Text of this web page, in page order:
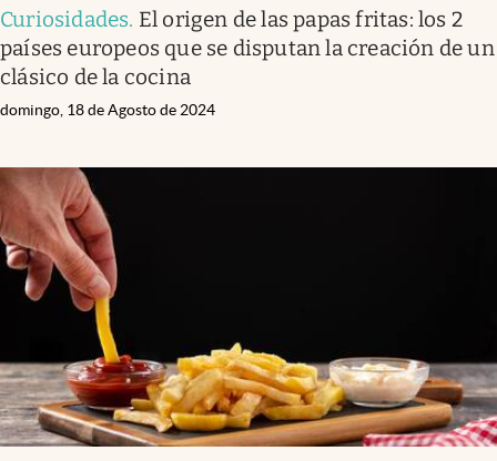
Curiosidades. El origen de las papas fritas: los 2
países europeos que se disputan la creación de un
clásico de la cocina
domingo, 18 de Agosto de 2024